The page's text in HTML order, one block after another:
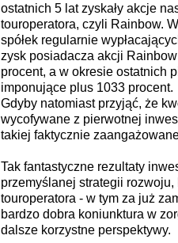
ostatnich 5 lat zyskały akcje
touroperatora, czyli Rainbow.
spółek regularnie
zysk posiadacza akcji
procent, a w okresie ostatnich
imponujące plus 1033 procent.
Gdyby natomiast przyjąć, że
wycofywane z pierwotnej
takiej faktycznie
Tak fantastyczne rezultaty
przemyślanej strategii rozwoju,
touroperatora - w tym za już
bardzo dobra koniunktura w
dalsze korzystne perspektywy.